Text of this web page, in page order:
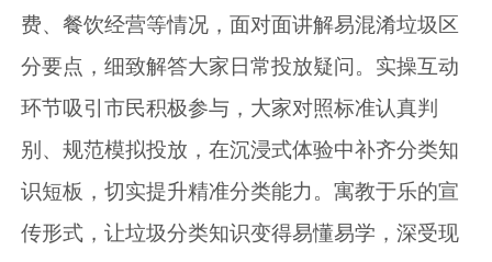
费、餐饮经营等情况，面对面讲解易混淆垃圾区
分要点，细致解答大家日常投放疑问。实操互动
环节吸引市民积极参与，大家对照标准认真判
别、规范模拟投放，在沉浸式体验中补齐分类知
识短板，切实提升精准分类能力。寓教于乐的宣
传形式，让垃圾分类知识变得易懂易学，深受现